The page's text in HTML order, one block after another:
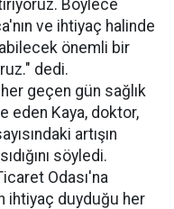
Böylece
ve ihtiyaç halinde
önemli bir
dedi.
geçen gün sağlık
eden Kaya, doktor,
artışın
söyledi.
Odası'na
ihtiyaç duyduğu her